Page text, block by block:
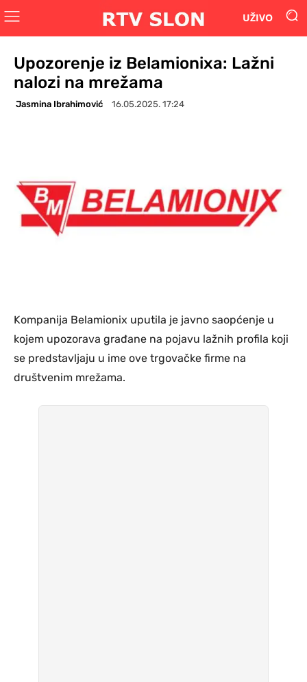
UŽIVO
Upozorenje iz Belamionixa: Lažni
nalozi na mrežama
Jasmina Ibrahimović 16.05.2025. 17:24
Kompanija Belamionix uputila je javno saopćenje u
kojem upozorava građane na pojavu lažnih profila koji
se predstavljaju u ime ove trgovačke firme na
društvenim mrežama.